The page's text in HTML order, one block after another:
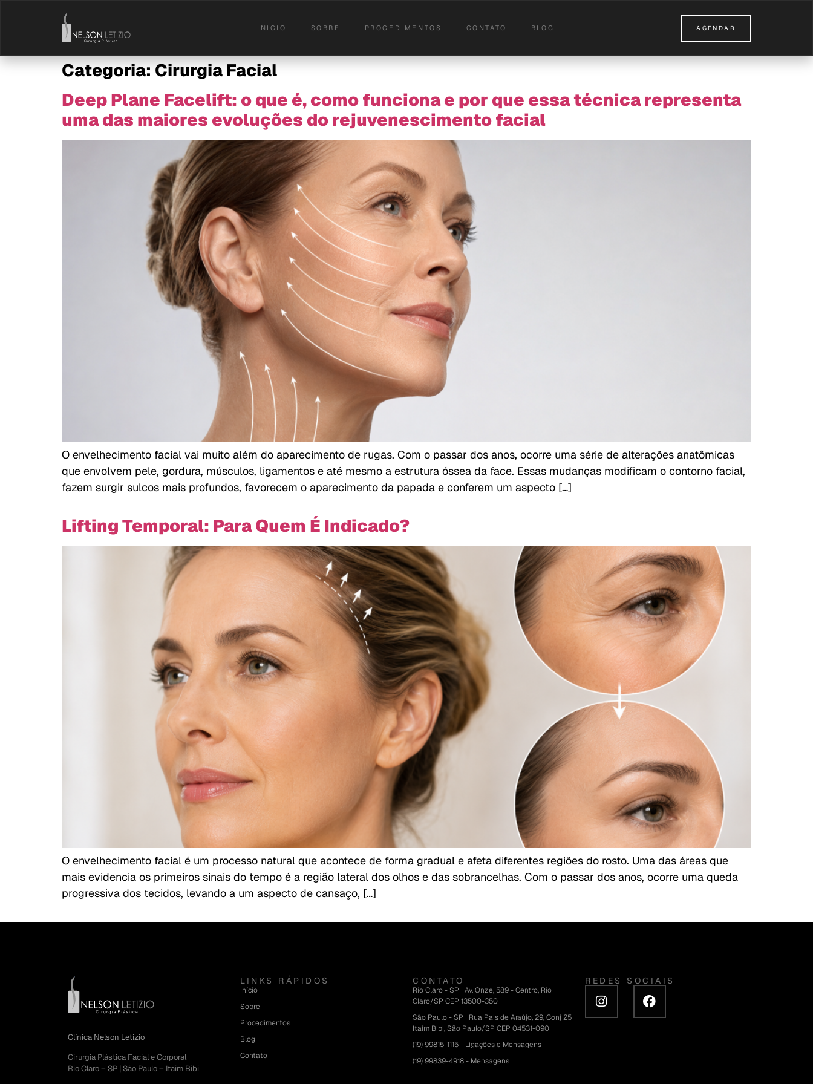
INICIO SOBRE PROCEDIMENTOS CONTATO BLOG AGENDAR
Categoria:Cirurgia Facial
Deep Plane Facelift: o que é, como funciona e por que essa técnica representa
uma das maiores evoluções do rejuvenescimento facial
O envelhecimento facial vai muito além do aparecimento de rugas. Com o passar dos anos, ocorre uma série de alterações anatômicas
que envolvem pele, gordura, músculos, ligamentos e até mesmo a estrutura óssea da face. Essas mudanças modificam o contorno facial,
fazem surgir sulcos mais profundos, favorecem o aparecimento da papada e conferem um aspecto […]
Lifting Temporal: Para Quem É Indicado?
O envelhecimento facial é um processo natural que acontece de forma gradual e afeta diferentes regiões do rosto. Uma das áreas que
mais evidencia os primeiros sinais do tempo é a região lateral dos olhos e das sobrancelhas. Com o passar dos anos, ocorre uma queda
progressiva dos tecidos, levando a um aspecto de cansaço, […]
Clínica Nelson Letizio
Cirurgia Plástica Facial e Corporal
Rio Claro – SP | São Paulo – Itaim Bibi
LINKS RÁPIDOS
Início
Sobre
Procedimentos
Blog
Contato
CONTATO
Rio Claro - SP | Av. Onze, 589 - Centro, Rio
Claro/SP CEP 13500-350
São Paulo - SP | Rua Pais de Araújo, 29, Conj 25
Itaim Bibi, São Paulo/SP CEP 04531-090
(19) 99815-1115 - Ligações e Mensagens
(19) 99839-4918 - Mensagens
REDES SOCIAIS